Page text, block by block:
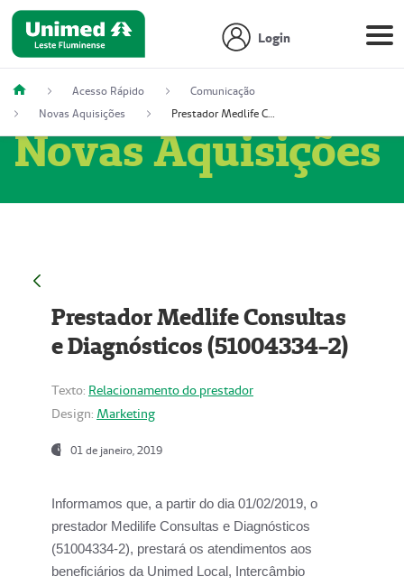
Login
Acesso Rápido
Comunicação
Novas Aquisições
Prestador Medlife Consultas e Diagnósticos (51004334-2)
Novas Aquisições
Prestador Medlife Consultas
e Diagnósticos (51004334-2)
Texto: Relacionamento do prestador
Design: Marketing
01 de janeiro, 2019
Informamos que, a partir do dia 01/02/2019, o
prestador Medilife Consultas e Diagnósticos
(51004334-2), prestará os atendimentos aos
beneficiários da Unimed Local, Intercâmbio